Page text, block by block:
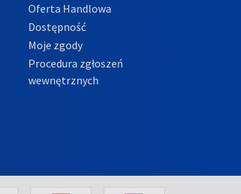
Oferta Handlowa
Dostępność
Moje zgody
Procedura zgłoszeń
wewnętrznych